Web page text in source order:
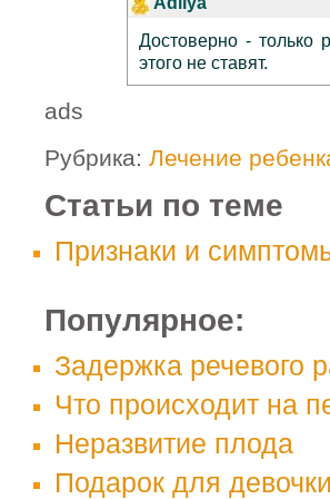
Достоверно - только
этого не ставят.
ads
Рубрика: Лечение
Статьи по теме
Признаки и
Популярное:
Задержка речевого
Что происходит на
Неразвитие плода
Подарок для